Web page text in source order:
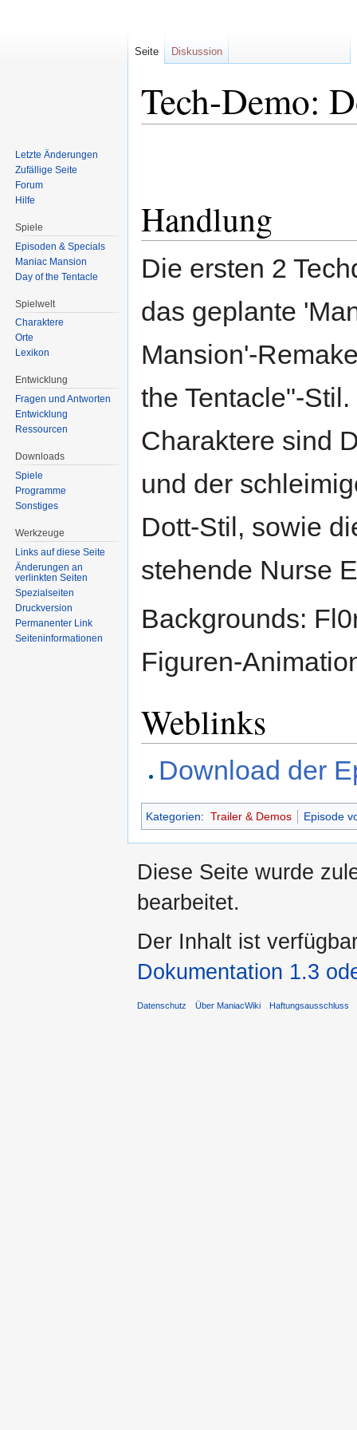
Tech-Demo:
Handlung
Die ersten 2
das geplante
Mansion'-
the Tentacle"-
Charaktere sind
und der
Dott-Stil, sowie
stehende Nurse
Backgrounds:
Figuren-
Weblinks
Download der
Kategorien: Trailer & Demos Episode
Seite Diskussion
Letzte Änderungen
Zufällige Seite
Forum
Hilfe
Spiele
Episoden & Specials
Maniac Mansion
Day of the Tentacle
Spielwelt
Charaktere
Orte
Lexikon
Entwicklung
Fragen und Antworten
Entwicklung
Ressourcen
Downloads
Spiele
Programme
Sonstiges
Werkzeuge
Links auf diese Seite
Änderungen an
verlinkten Seiten
Spezialseiten
Druckversion
Permanenter Link
Seiten­informationen
Diese Seite wurde
bearbeitet.
Der Inhalt ist
Dokumentation 1.3
Datenschutz Über ManiacWiki Haftungsausschluss